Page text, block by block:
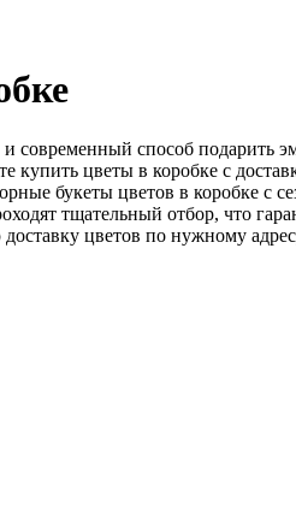
способ подарить
цветы в коробке с
букеты цветов в коробке с
тщательный отбор, что
цветов по нужному